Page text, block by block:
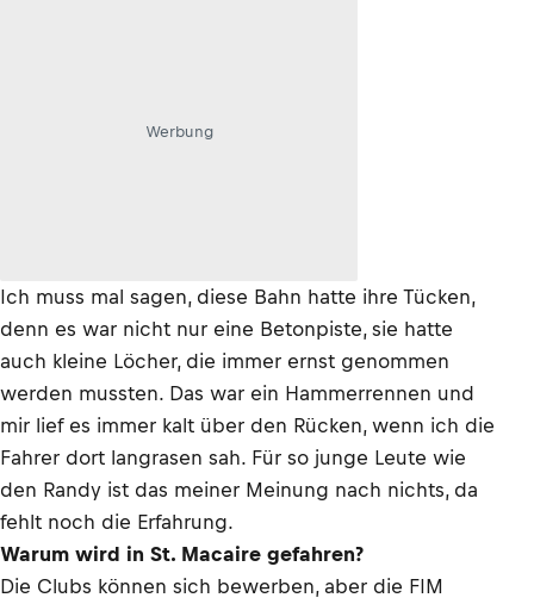
Werbung
Ich muss mal sagen, diese Bahn hatte ihre Tücken,
denn es war nicht nur eine Betonpiste, sie hatte
auch kleine Löcher, die immer ernst genommen
werden mussten. Das war ein Hammerrennen und
mir lief es immer kalt über den Rücken, wenn ich die
Fahrer dort langrasen sah. Für so junge Leute wie
den Randy ist das meiner Meinung nach nichts, da
fehlt noch die Erfahrung.
Warum wird in St. Macaire gefahren?
Die Clubs können sich bewerben, aber die FIM